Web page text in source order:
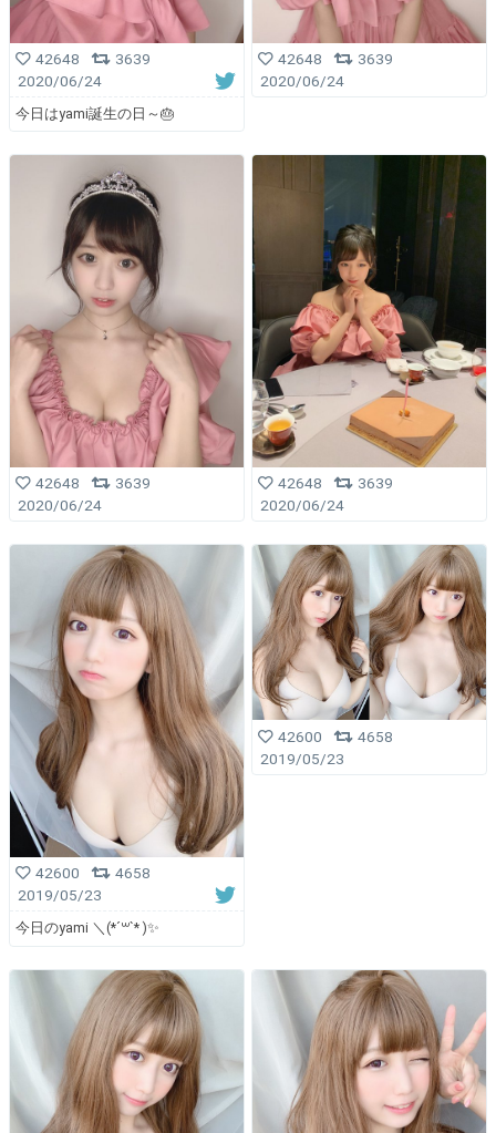
42648
3639
2020/06/24
今日はyami誕生の日～🎂
42648
3639
2020/06/24
42648
3639
2020/06/24
42648
3639
2020/06/24
42600
4658
2019/05/23
今日のyami ＼(*´꒳`* )✨
42600
4658
2019/05/23